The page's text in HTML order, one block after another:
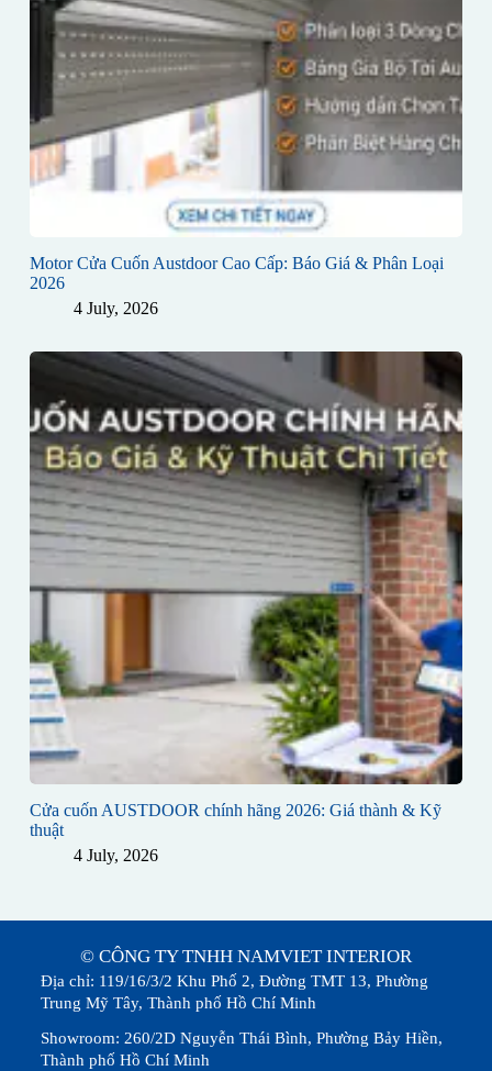
Motor Cửa Cuốn Austdoor Cao Cấp: Báo Giá & Phân Loại
2026
4 July, 2026
Cửa cuốn AUSTDOOR chính hãng 2026: Giá thành & Kỹ
thuật
4 July, 2026
© CÔNG TY TNHH NAMVIET INTERIOR
Địa chỉ: 119/16/3/2 Khu Phố 2, Đường TMT 13, Phường
Trung Mỹ Tây, Thành phố Hồ Chí Minh
Showroom: 260/2D Nguyễn Thái Bình, Phường Bảy Hiền,
Thành phố Hồ Chí Minh